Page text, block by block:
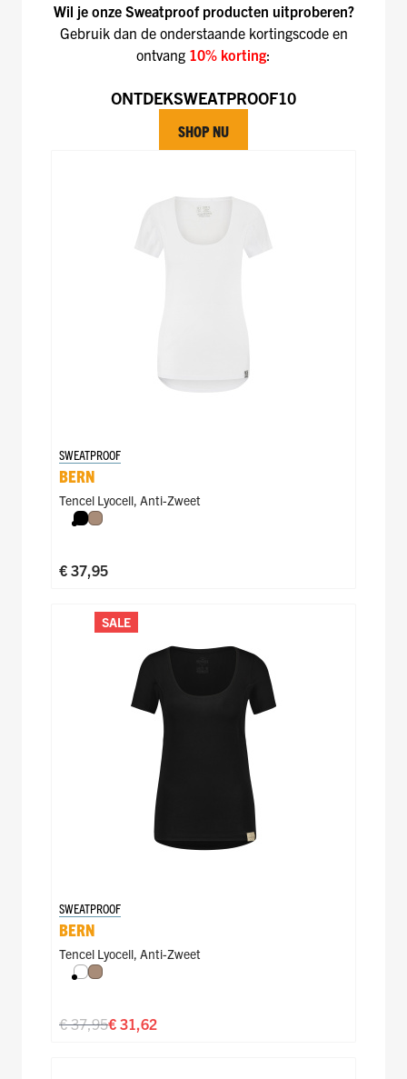
Wil je onze Sweatproof producten uitproberen?
Gebruik dan de onderstaande kortingscode en
ontvang 10% korting:
ONTDEKSWEATPROOF10
SHOP NU
SWEATPROOF
BERN
Tencel Lyocell, Anti-Zweet
ZwartNatural
€ 37,95
SALE
SWEATPROOF
BERN
Tencel Lyocell, Anti-Zweet
WitNatural
€ 31,62
€ 37,95